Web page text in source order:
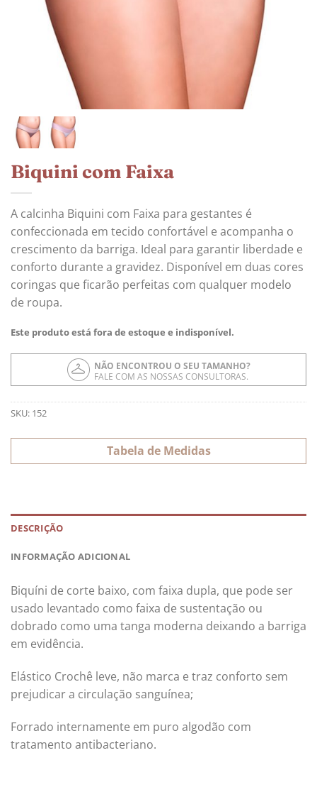
Biquini com Faixa
A calcinha Biquini com Faixa para gestantes é
confeccionada em tecido confortável e acompanha o
crescimento da barriga. Ideal para garantir liberdade e
conforto durante a gravidez. Disponível em duas cores
coringas que ficarão perfeitas com qualquer modelo
de roupa.
Este produto está fora de estoque e indisponível.
NÃO ENCONTROU O SEU TAMANHO?
FALE COM AS NOSSAS CONSULTORAS.
SKU: 152
Tabela de Medidas
DESCRIÇÃO
INFORMAÇÃO ADICIONAL
Biquíni de corte baixo, com faixa dupla, que pode ser
usado levantado como faixa de sustentação ou
dobrado como uma tanga moderna deixando a barriga
em evidência.
Elástico Crochê leve, não marca e traz conforto sem
prejudicar a circulação sanguínea;
Forrado internamente em puro algodão com
tratamento antibacteriano.